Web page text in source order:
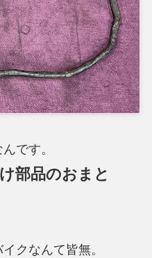
です。
け部品のおまと
クなんて皆無。